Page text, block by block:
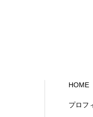
HOME
プロフ